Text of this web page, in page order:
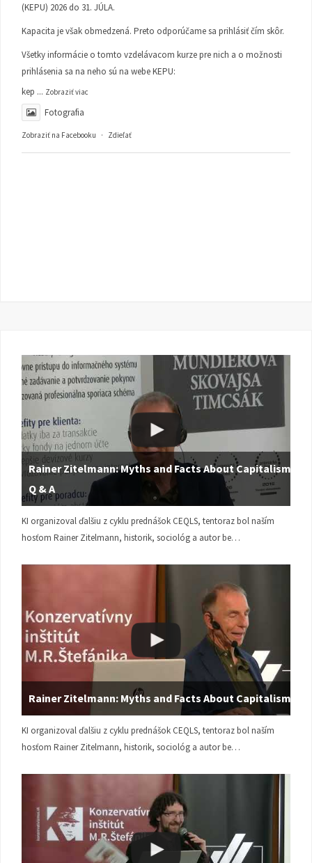
(KEPU) 2026 do 31. JÚLA.
Kapacita je však obmedzená. Preto odporúčame sa prihlásiť čím skôr.
Všetky informácie o tomto vzdelávacom kurze pre nich a o možnosti
prihlásenia sa na neho sú na webe KEPU:
kep ... Zobraziť viac
Fotografia
Zobraziť na Facebooku · Zdieľať
Rainer Zitelmann: Myths and Facts About Capitalism |
Q & A
KI organizoval ďalšiu z cyklu prednášok CEQLS, tentoraz bol naším
hosťom Rainer Zitelmann, historik, sociológ a autor be…
Rainer Zitelmann: Myths and Facts About Capitalism
KI organizoval ďalšiu z cyklu prednášok CEQLS, tentoraz bol naším
hosťom Rainer Zitelmann, historik, sociológ a autor be…